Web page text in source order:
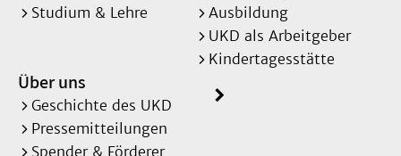
Studium & Lehre
Ausbildung
UKD als Arbeitgeber
Kindertagesstätte
Über uns
Geschichte des UKD
Pressemitteilungen
Spender & Förderer